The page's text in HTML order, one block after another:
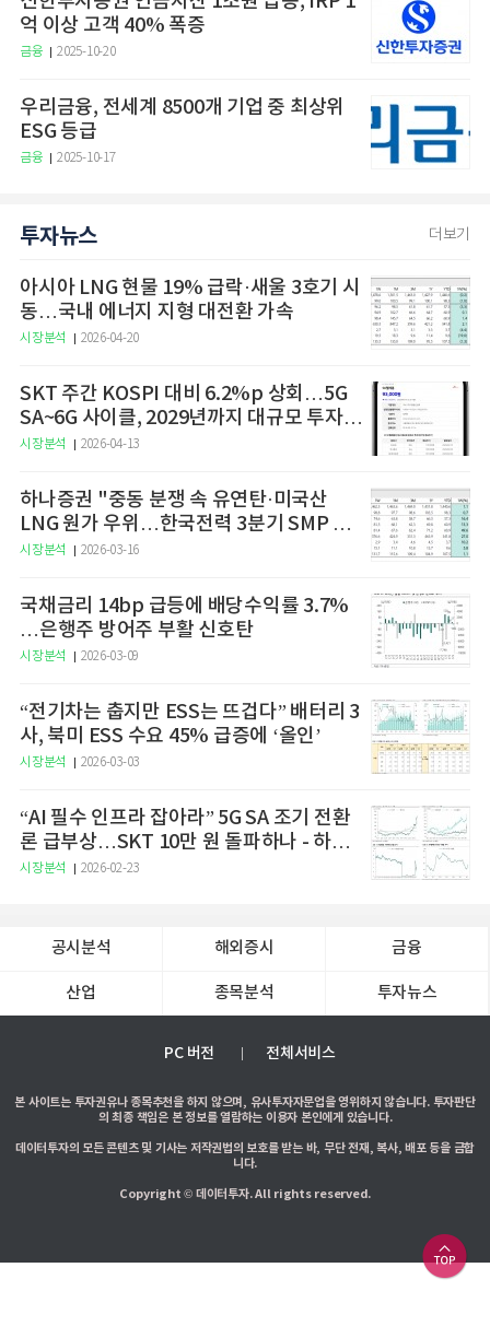
억 이상 고객 40% 폭증
금융 2025-10-20
우리금융, 전세계 8500개 기업 중 최상위
ESG 등급
금융 2025-10-17
투자뉴스 더보기
아시아 LNG 현물 19% 급락·새울 3호기 시
동…국내 에너지 지형 대전환 가속
시장분석 2026-04-20
SKT 주간 KOSPI 대비 6.2%p 상회…5G
SA~6G 사이클, 2029년까지 대규모 투자
예고
시장분석 2026-04-13
하나증권 "중동 분쟁 속 유연탄·미국산
LNG 원가 우위…한국전력 3분기 SMP 상
승 전망"
시장분석 2026-03-16
국채금리 14bp 급등에 배당수익률 3.7%
…은행주 방어주 부활 신호탄
시장분석 2026-03-09
“전기차는 춥지만 ESS는 뜨겁다” 배터리 3
사, 북미 ESS 수요 45% 급증에 ‘올인’
시장분석 2026-03-03
“AI 필수 인프라 잡아라” 5G SA 조기 전환
론 급부상…SKT 10만 원 돌파하나 - 하나
증권
시장분석 2026-02-23
공시분석 해외증시 금융
산업 종목분석 투자뉴스
PC 버전 전체서비스
본 사이트는 투자권유나 종목추천을 하지 않으며, 유사투자자문업을 영위하지 않습니다. 투자판단
의 최종 책임은 본 정보를 열람하는 이용자 본인에게 있습니다.
데이터투자의 모든 콘텐츠 및 기사는 저작권법의 보호를 받는 바, 무단 전재, 복사, 배포 등을 금합
니다.
Copyright © 데이터투자. All rights reserved.